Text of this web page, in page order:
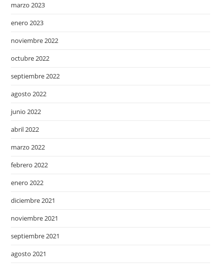
marzo 2023
enero 2023
noviembre 2022
octubre 2022
septiembre 2022
agosto 2022
junio 2022
abril 2022
marzo 2022
febrero 2022
enero 2022
diciembre 2021
noviembre 2021
septiembre 2021
agosto 2021